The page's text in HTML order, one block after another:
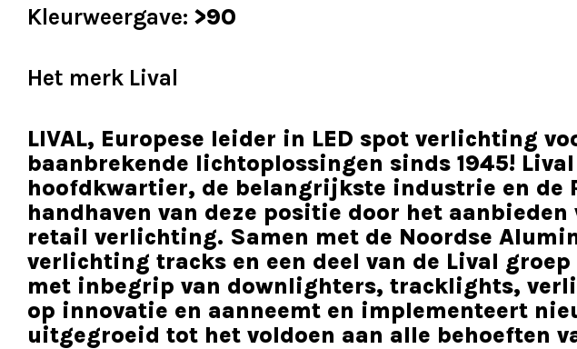
Kleurweergave: >90
Het merk Lival
LIVAL, Europese leider in LED spot verlichting
baanbrekende lichtoplossingen sinds 1945!
hoofdkwartier, de belangrijkste industrie en de
handhaven van deze positie door het
retail verlichting. Samen met de Noordse
verlichting tracks en een deel van de Lival
met inbegrip van downlighters, tracklights,
op innovatie en aanneemt en implementeert
uitgegroeid tot het voldoen aan alle behoeften